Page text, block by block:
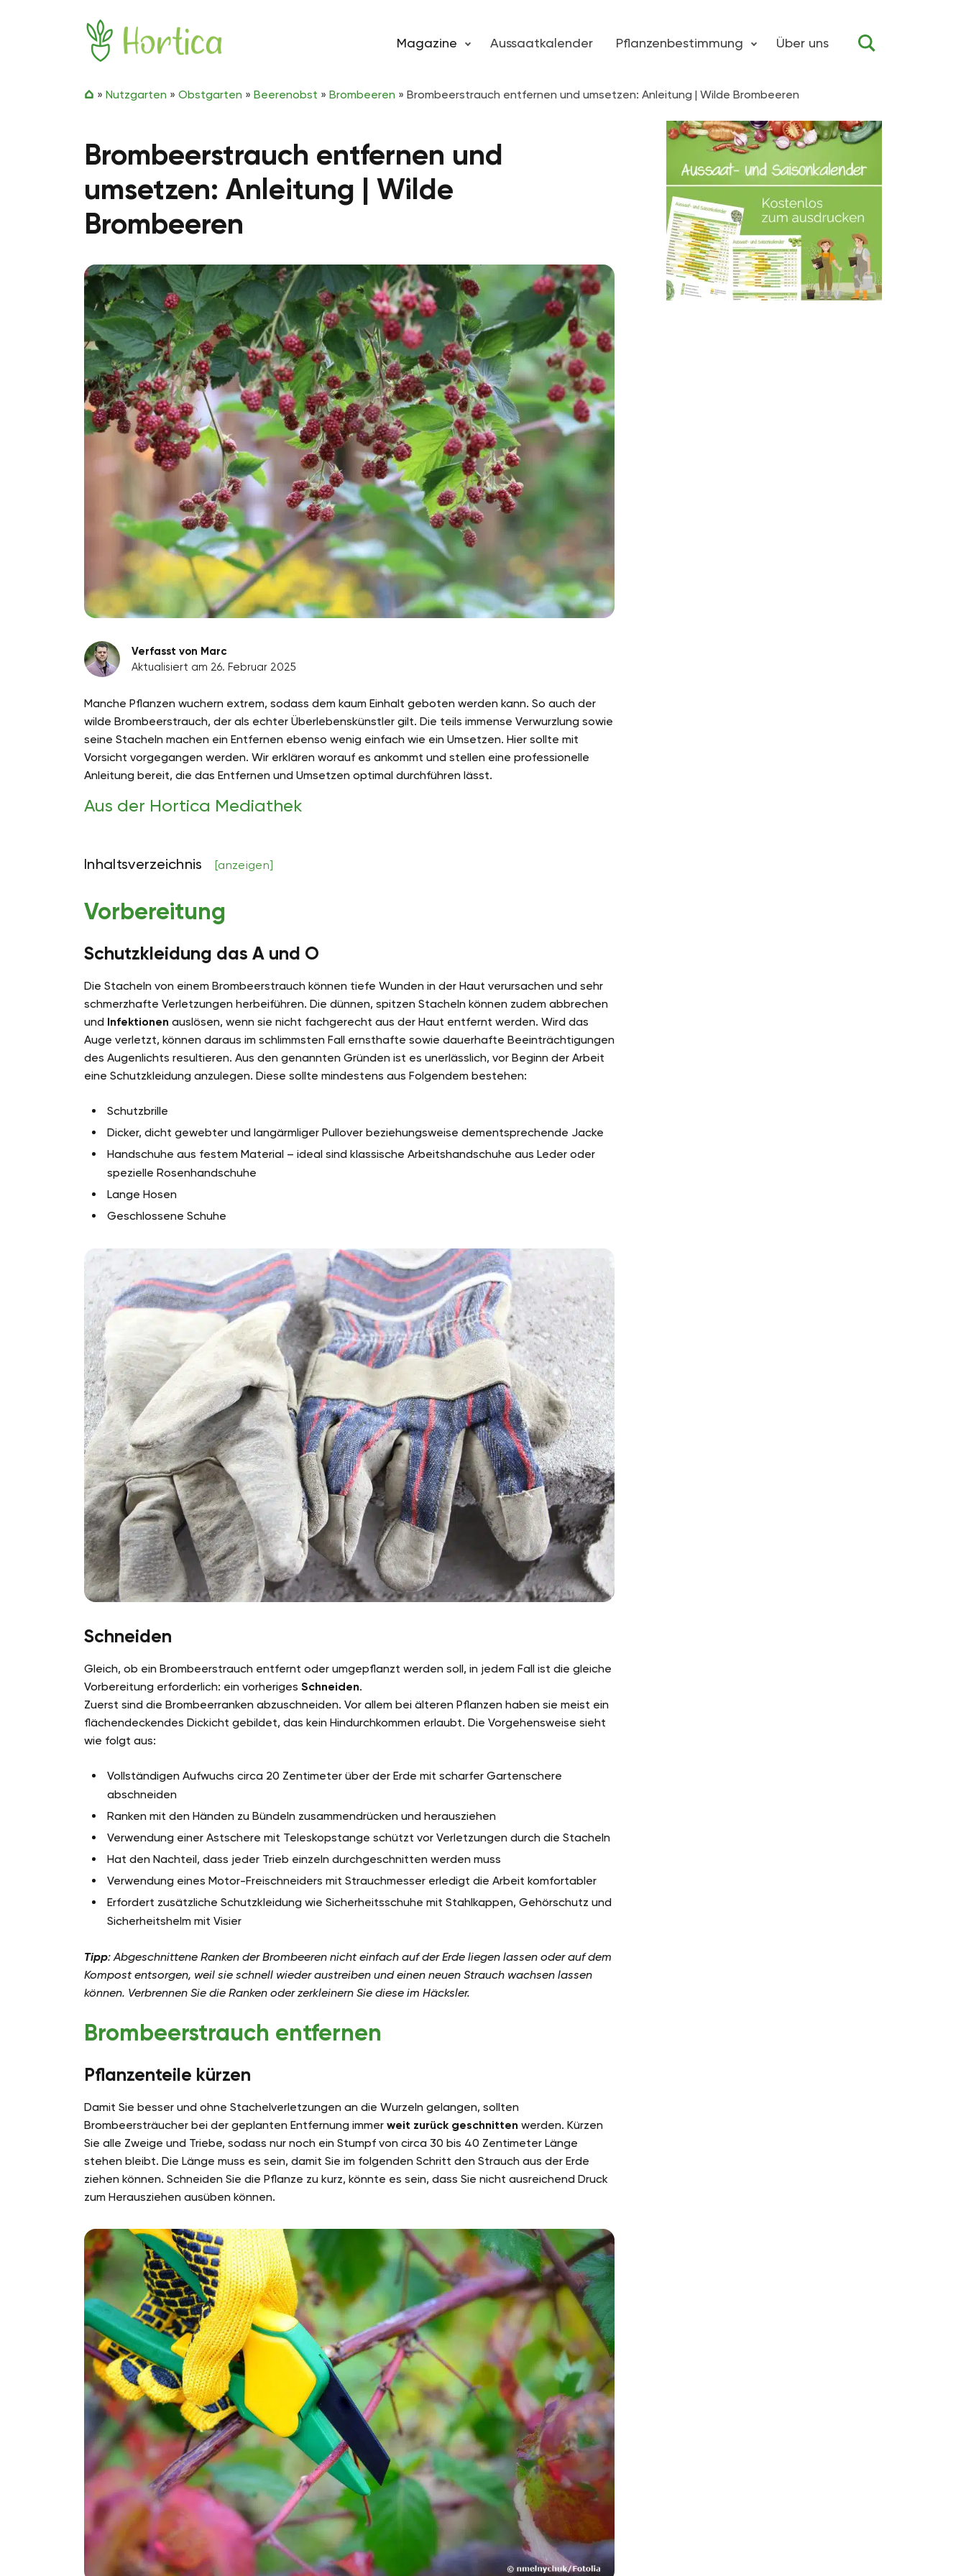
Magazine Aussaatkalender Pflanzenbestimmung Über uns
» Nutzgarten » Obstgarten » Beerenobst » Brombeeren » Brombeerstrauch entfernen und umsetzen: Anleitung | Wilde Brombeeren
Brombeerstrauch entfernen und
umsetzen: Anleitung | Wilde
Brombeeren
Verfasst von Marc
Aktualisiert am 26. Februar 2025
Manche Pflanzen wuchern extrem, sodass dem kaum Einhalt geboten werden kann. So auch der
wilde Brombeerstrauch, der als echter Überlebenskünstler gilt. Die teils immense Verwurzlung sowie
seine Stacheln machen ein Entfernen ebenso wenig einfach wie ein Umsetzen. Hier sollte mit
Vorsicht vorgegangen werden. Wir erklären worauf es ankommt und stellen eine professionelle
Anleitung bereit, die das Entfernen und Umsetzen optimal durchführen lässt.
Aus der Hortica Mediathek
Inhaltsverzeichnis [anzeigen]
Vorbereitung
Schutzkleidung das A und O
Die Stacheln von einem Brombeerstrauch können tiefe Wunden in der Haut verursachen und sehr
schmerzhafte Verletzungen herbeiführen. Die dünnen, spitzen Stacheln können zudem abbrechen
und Infektionen auslösen, wenn sie nicht fachgerecht aus der Haut entfernt werden. Wird das
Auge verletzt, können daraus im schlimmsten Fall ernsthafte sowie dauerhafte Beeinträchtigungen
des Augenlichts resultieren. Aus den genannten Gründen ist es unerlässlich, vor Beginn der Arbeit
eine Schutzkleidung anzulegen. Diese sollte mindestens aus Folgendem bestehen:
Schutzbrille
Dicker, dicht gewebter und langärmliger Pullover beziehungsweise dementsprechende Jacke
Handschuhe aus festem Material – ideal sind klassische Arbeitshandschuhe aus Leder oder
spezielle Rosenhandschuhe
Lange Hosen
Geschlossene Schuhe
Schneiden
Gleich, ob ein Brombeerstrauch entfernt oder umgepflanzt werden soll, in jedem Fall ist die gleiche
Vorbereitung erforderlich: ein vorheriges Schneiden.
Zuerst sind die Brombeerranken abzuschneiden. Vor allem bei älteren Pflanzen haben sie meist ein
flächendeckendes Dickicht gebildet, das kein Hindurchkommen erlaubt. Die Vorgehensweise sieht
wie folgt aus:
Vollständigen Aufwuchs circa 20 Zentimeter über der Erde mit scharfer Gartenschere
abschneiden
Ranken mit den Händen zu Bündeln zusammendrücken und herausziehen
Verwendung einer Astschere mit Teleskopstange schützt vor Verletzungen durch die Stacheln
Hat den Nachteil, dass jeder Trieb einzeln durchgeschnitten werden muss
Verwendung eines Motor-Freischneiders mit Strauchmesser erledigt die Arbeit komfortabler
Erfordert zusätzliche Schutzkleidung wie Sicherheitsschuhe mit Stahlkappen, Gehörschutz und
Sicherheitshelm mit Visier
Tipp: Abgeschnittene Ranken der Brombeeren nicht einfach auf der Erde liegen lassen oder auf dem
Kompost entsorgen, weil sie schnell wieder austreiben und einen neuen Strauch wachsen lassen
können. Verbrennen Sie die Ranken oder zerkleinern Sie diese im Häcksler.
Brombeerstrauch entfernen
Pflanzenteile kürzen
Damit Sie besser und ohne Stachelverletzungen an die Wurzeln gelangen, sollten
Brombeersträucher bei der geplanten Entfernung immer weit zurück geschnitten werden. Kürzen
Sie alle Zweige und Triebe, sodass nur noch ein Stumpf von circa 30 bis 40 Zentimeter Länge
stehen bleibt. Die Länge muss es sein, damit Sie im folgenden Schritt den Strauch aus der Erde
ziehen können. Schneiden Sie die Pflanze zu kurz, könnte es sein, dass Sie nicht ausreichend Druck
zum Herausziehen ausüben können.